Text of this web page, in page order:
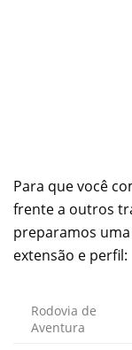
Para que você
frente a outros
preparamos
extensão e perfil:
Rodovia de
Aventura